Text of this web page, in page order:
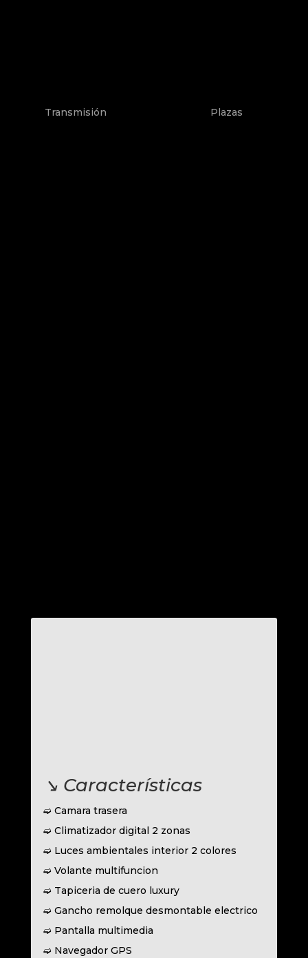
Transmisión Plazas
↘︎ Características
➫ Camara trasera
➫ Climatizador digital 2 zonas
➫ Luces ambientales interior 2 colores
➫ Volante multifuncion
➫ Tapiceria de cuero luxury
➫ Gancho remolque desmontable electrico
➫ Pantalla multimedia
➫ Navegador GPS